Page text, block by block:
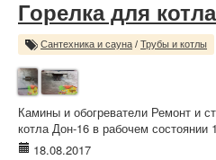
Горелка для
Сантехника и сауна / Трубы и котлы
Камины и обогреватели Ремонт и
котла Дон-16 в рабочем состоянии
18.08.2017